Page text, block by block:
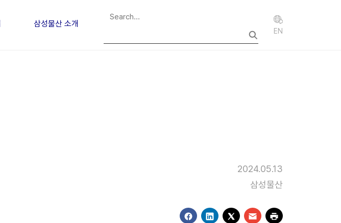
삼성물산 소개
EN
2024.05.13
삼성물산